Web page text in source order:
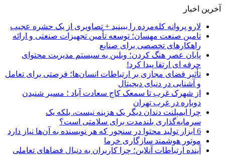
آخرین اخبار
لارو پروانه کله‌مرده را ببینید + تصاویری از یک حشره عجیب
تامین صنعت مهسان؛ توسعه تأمین تجهیزات صنعتی و ارائه
راهکارهای تخصصی برای صنایع
پایان عصر هنگ کردن؛ وبلین به سیستم مدیریت محتوای
حرفه ای ارتقا پیدا کرد!
تأثیر فضای مجازی بر ارتباطات انسان‌ها؛ فرصتی برای تعامل
و آشنایی در دنیای دیجیتال
از شهرک غرب تا سمعک کاج سعادت آباد ؛ مسیر شنیدن
دوباره در غرب تهران
چرا ایمپلنت دندان دیگر یک هزینه نیست، بلکه یک
سرمایه‌گذاری بلندمدت برای سلامتی است؟
6 ابزار تولید محتوا در سنجور که هر نویسنده به آن‌ها نیاز دارد
موتور هوشمند سازگاری خرما
آینده ارتباطات آنلاین؛ چرا کاربران به دنبال فضاهای تعاملی